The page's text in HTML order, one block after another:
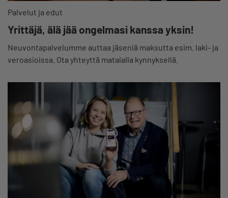
Palvelut ja edut
Yrittäjä, älä jää ongelmasi kanssa yksin!
Neuvontapalvelumme auttaa jäseniä maksutta esim. laki- ja
veroasioissa. Ota yhteyttä matalalla kynnyksellä.